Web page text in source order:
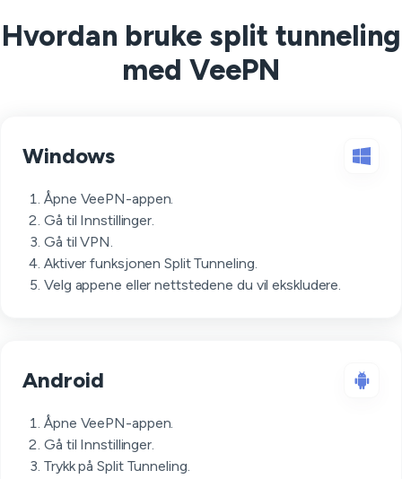
Hvordan bruke split tunneling
med VeePN
Windows
Åpne VeePN-appen.
Gå til Innstillinger.
Gå til VPN.
Aktiver funksjonen Split Tunneling.
Velg appene eller nettstedene du vil ekskludere.
Android
Åpne VeePN-appen.
Gå til Innstillinger.
Trykk på Split Tunneling.